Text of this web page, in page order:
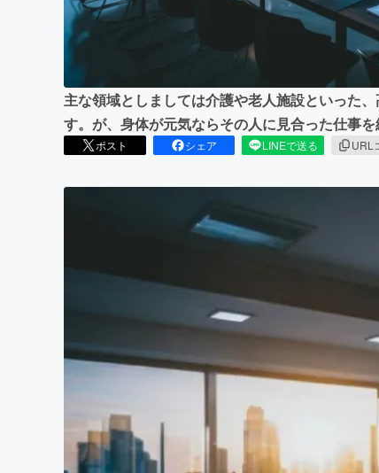
主な領域としましては介護や老人施設といった
す。が、身体が元気ならその人に見合った仕事を
ポスト シェア LINEで送る URL